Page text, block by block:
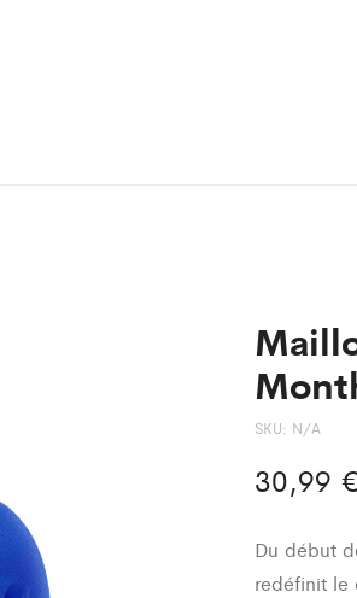
SKU: N/A
30,99
Du début
redéfinit le